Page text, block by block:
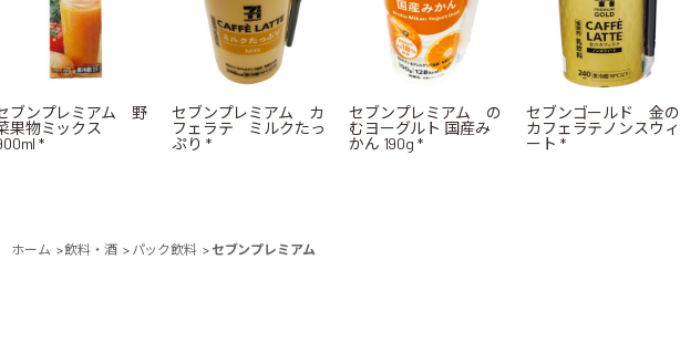
ブンプレミアム 野
果物ミックス
*
セブンプレミアム カ
フェラテ ミルクたっ
ぷり *
セブンプレミアム の
むヨーグルト 国産み
かん 190g *
セブンゴールド 金の
カフェラテノンスウィ
ート *
ホーム >飲料・酒 > パック飲料 >セブンプレミアム